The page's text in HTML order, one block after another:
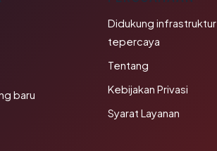
baru
Didukung infrastruktur
tepercaya
Tentang
Kebijakan Privasi
Syarat Layanan